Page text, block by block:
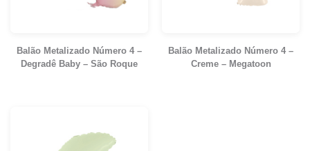
Balão Metalizado Número 4 –
Degradê Baby – São Roque
Balão Metalizado Número 4 –
Creme – Megatoon